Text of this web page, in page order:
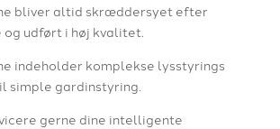
bliver altid skræddersyet efter
og udført i høj kvalitet.
indeholder komplekse lysstyrings
simple gardinstyring.
gerne dine intelligente